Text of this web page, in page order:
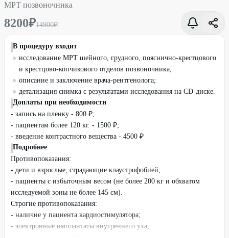
МРТ позвоночника
8200₽14900₽
В процедуру входит
исследование МРТ шейного, грудного, пояснично-крестцового
и крестцово-копчикового отделов позвоночника;
описание и заключение врача-рентгенолога;
детализация снимка с результатами исследования на CD-диске.
Доплаты при необходимости
- запись на пленку - 800 ₽;
- пациентам более 120 кг. - 1500 ₽;
- введение контрастного вещества - 4500 ₽
Подробнее
Противопоказания:
- дети и взрослые, страдающие клаустрофобией;
- пациенты с избыточным весом (не более 200 кг и обхватом
исследуемой зоны не более 145 см).
Строгие противопоказания:
- наличие у пациента кардиостимулятора;
- электронные имплантаты внутреннего уха;